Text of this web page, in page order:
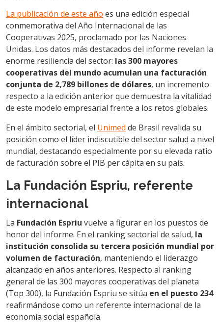
La publicación de este año es una edición especial
conmemorativa del Año Internacional de las
Cooperativas 2025, proclamado por las Naciones
Unidas. Los datos más destacados del informe revelan la
enorme resiliencia del sector: las 300 mayores
cooperativas del mundo acumulan una facturación
conjunta de 2,789 billones de dólares, un incremento
respecto a la edición anterior que demuestra la vitalidad
de este modelo empresarial frente a los retos globales.
En el ámbito sectorial, el Unimed de Brasil revalida su
posición como el líder indiscutible del sector salud a nivel
mundial, destacando especialmente por su elevada ratio
de facturación sobre el PIB per cápita en su país.
La Fundación Espriu, referente
internacional
La Fundación Espriu vuelve a figurar en los puestos de
honor del informe. En el ranking sectorial de salud, la
institución consolida su tercera posición mundial por
volumen de facturación, manteniendo el liderazgo
alcanzado en años anteriores. Respecto al ranking
general de las 300 mayores cooperativas del planeta
(Top 300), la Fundación Espriu se sitúa en el puesto 234
reafirmándose como un referente internacional de la
economía social española.